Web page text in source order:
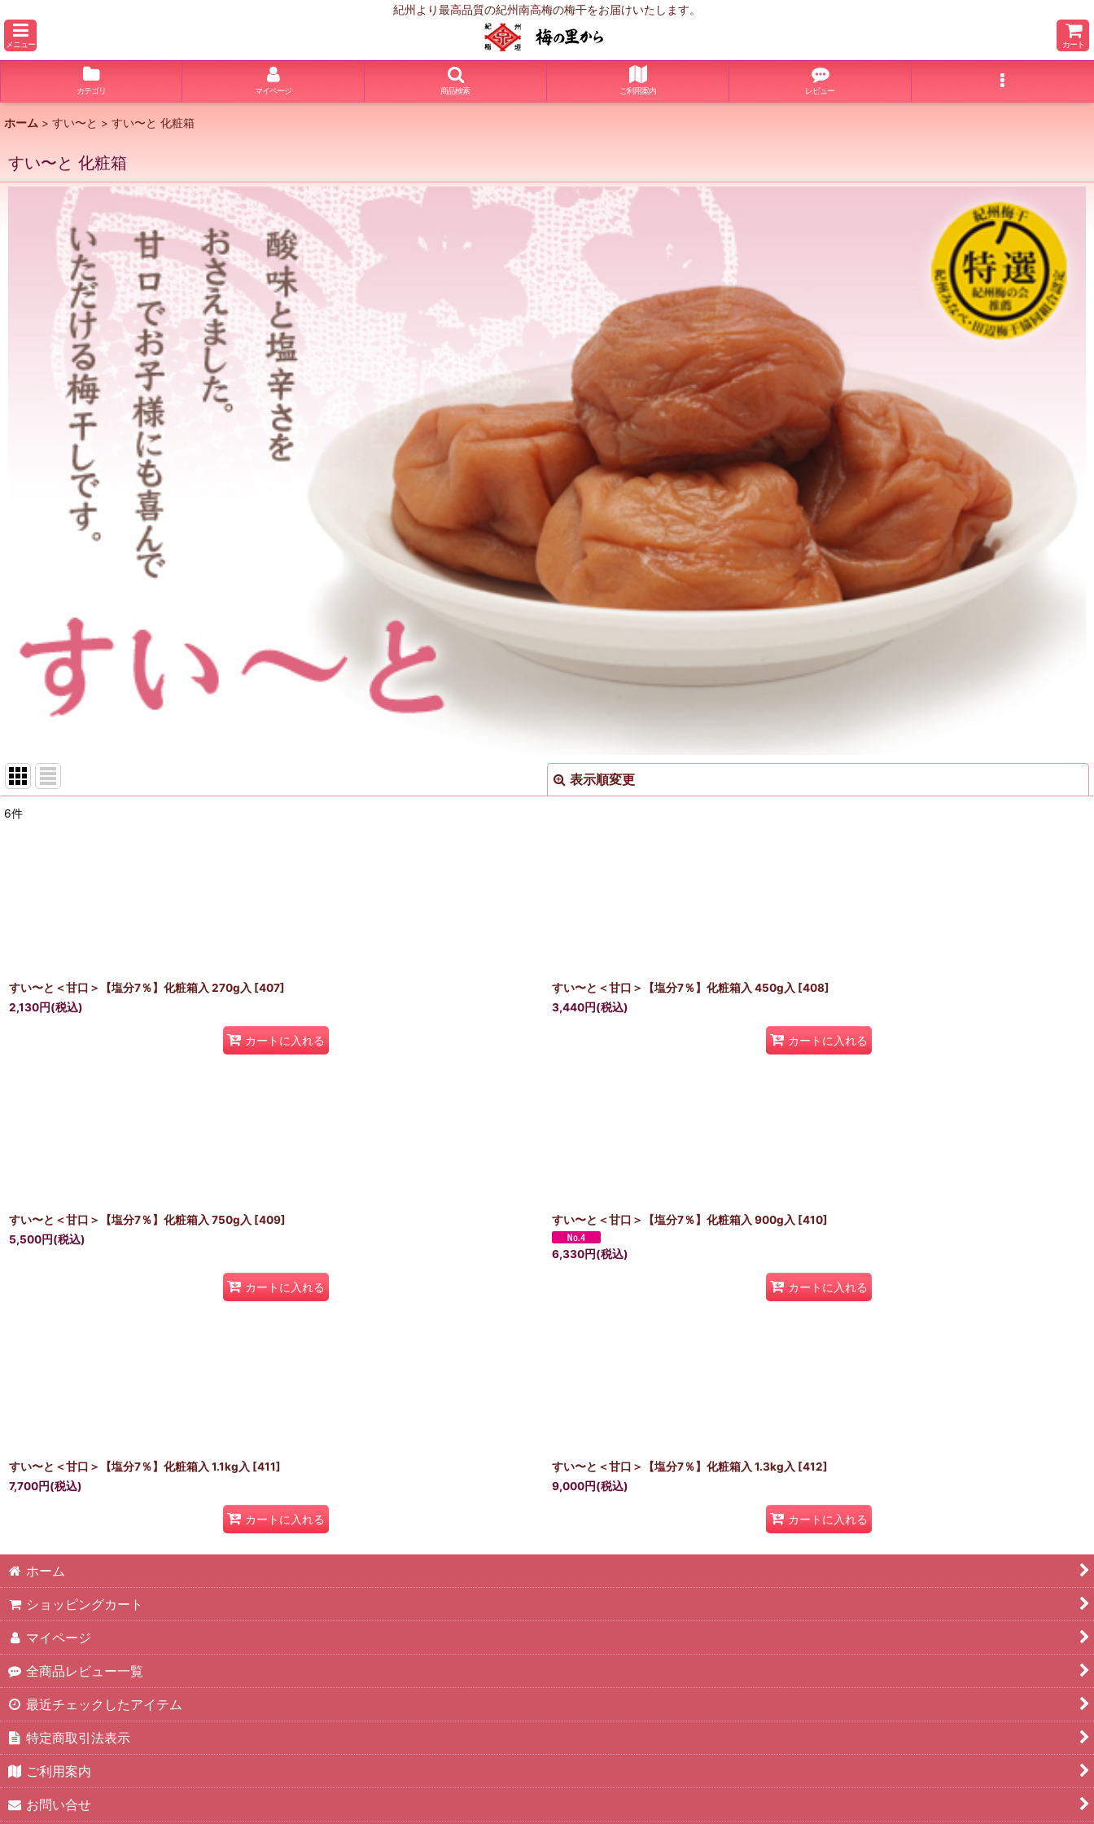
紀州より最高品質の紀州南高梅の梅干をお届けいたします。
メニュー カート
カテゴリ マイページ 商品検索 ご利用案内 レビュー
ホーム > すい〜と > すい〜と 化粧箱
すい〜と 化粧箱
表示順変更
6件
すい〜と＜甘口＞【塩分7％】化粧箱入 270g入 [407]
2,130円(税込)
カートに入れる
すい〜と＜甘口＞【塩分7％】化粧箱入 450g入 [408]
3,440円(税込)
カートに入れる
すい〜と＜甘口＞【塩分7％】化粧箱入 750g入 [409]
5,500円(税込)
カートに入れる
すい〜と＜甘口＞【塩分7％】化粧箱入 900g入 [410]
6,330円(税込)
カートに入れる
すい〜と＜甘口＞【塩分7％】化粧箱入 1.1kg入 [411]
7,700円(税込)
カートに入れる
すい〜と＜甘口＞【塩分7％】化粧箱入 1.3kg入 [412]
9,000円(税込)
カートに入れる
ホーム
ショッピングカート
マイページ
全商品レビュー一覧
最近チェックしたアイテム
特定商取引法表示
ご利用案内
お問い合せ